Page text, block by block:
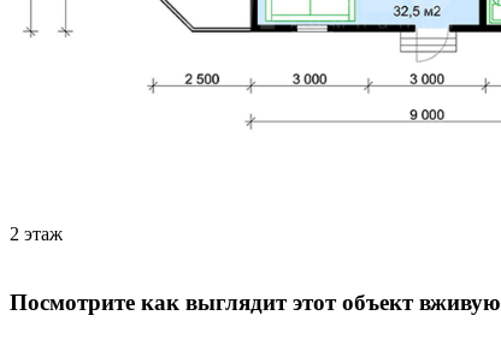
2 этаж
Посмотрите как выглядит этот объект вживую